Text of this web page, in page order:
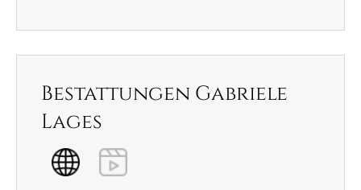
Bestattungen Gabriele
Lages